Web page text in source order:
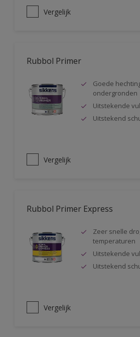
Vergelijk
Rubbol Primer
Goede
ondergronden
Uitstekende
Uitstekend
Vergelijk
Rubbol Primer Express
Zeer snelle
temperaturen
Uitstekende
Uitstekend
Vergelijk